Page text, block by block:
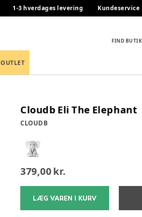
1-3 hverdages levering Kundeservice
FIND BUTIK
OUTLET
Cloudb Eli The Elephant
CLOUDB
379,00 kr.
LÆG VAREN I KURV